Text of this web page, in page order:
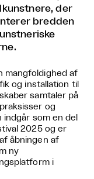
der
bredden
mangfoldighed af
og installation til
samtaler på
og
som en del
2025 og er
åbningen af
ny
i